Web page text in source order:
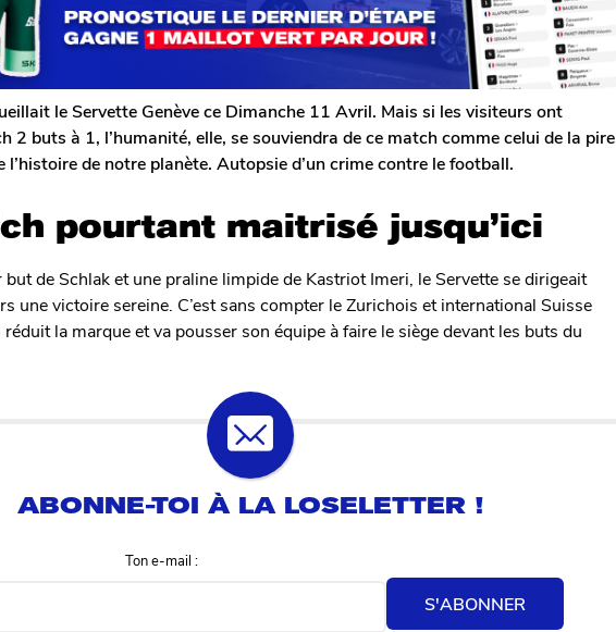
le Servette Genève ce Dimanche 11 Avril. Mais si les visiteurs ont
2 buts à 1, l’humanité, elle, se souviendra de ce match comme celui de la pire
l’histoire de notre planète. Autopsie d’un crime contre le football.
pourtant maitrisé jusqu’ici
de Schlak et une praline limpide de Kastriot Imeri, le Servette se dirigeait
une victoire sereine. C’est sans compter le Zurichois et international Suisse
la marque et va pousser son équipe à faire le siège devant les buts du
Ton e-mail :
S'ABONNER